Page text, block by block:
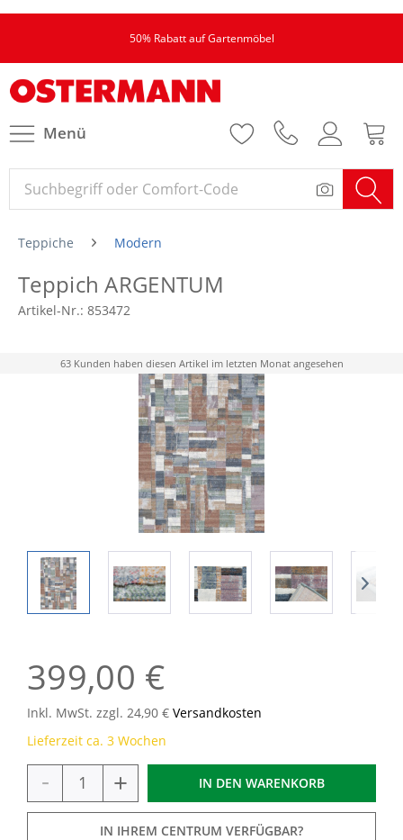
50% Rabatt auf Gartenmöbel
Menü
Teppiche Modern
Teppich ARGENTUM
Artikel-Nr.: 853472
63 Kunden haben diesen Artikel im letzten Monat angesehen
399,00 €
Inkl. MwSt. zzgl. 24,90 € Versandkosten
Lieferzeit ca. 3 Wochen
- + IN DEN WARENKORB
IN IHREM CENTRUM VERFÜGBAR?